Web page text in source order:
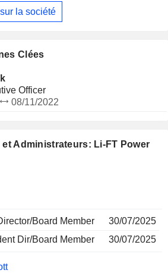
Administrateurs: Li-FT Power
Board Member
30/07/2025
Dir/Board Member
30/07/2025
Ouest, au Canada. Elle détient
d'exploration à un stade précoce
que le projet Cali dans les Territoires
détient environ 2 203 claims
au Québec. Sa propriété de
environ 1 843 hectares.
la société
Clées
Officer
08/11/2022